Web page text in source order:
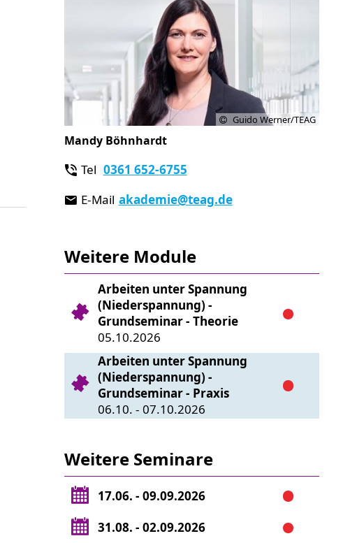
Guido Werner/TEAG
Mandy Böhnhardt
Tel 0361 652-6755
E-Mail akademie@teag.de
Weitere Module
Arbeiten unter Spannung
(Niederspannung) -
Grundseminar - Theorie
05.10.2026
Arbeiten unter Spannung
(Niederspannung) -
Grundseminar - Praxis
06.10. - 07.10.2026
Weitere Seminare
17.06. - 09.09.2026
31.08. - 02.09.2026